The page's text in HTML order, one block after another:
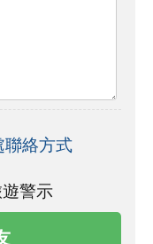
聯絡方式
警示